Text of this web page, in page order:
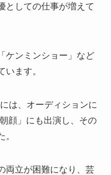
としての仕事が増えて
ケンミンショー」など
ます。
は、オーディションに
顔」にも出演し、その
両立が困難になり、芸